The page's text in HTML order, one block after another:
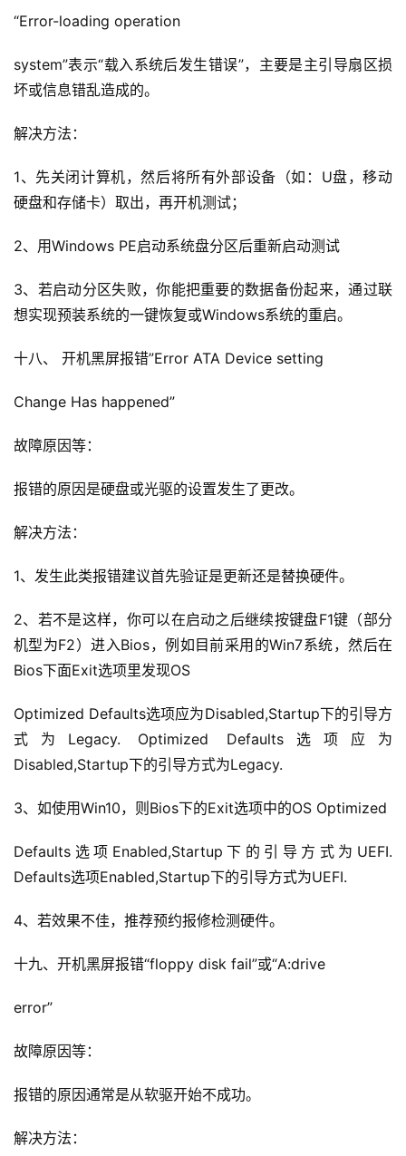
“Error-loading operation
system”表示“载入系统后发生错误”，主要是主引导扇区损
坏或信息错乱造成的。
解决方法：
1、先关闭计算机，然后将所有外部设备（如：U盘，移动
硬盘和存储卡）取出，再开机测试；
2、用Windows PE启动系统盘分区后重新启动测试
3、若启动分区失败，你能把重要的数据备份起来，通过联
想实现预装系统的一键恢复或Windows系统的重启。
十八、 开机黑屏报错”Error ATA Device setting
Change Has happened”
故障原因等：
报错的原因是硬盘或光驱的设置发生了更改。
解决方法：
1、发生此类报错建议首先验证是更新还是替换硬件。
2、若不是这样，你可以在启动之后继续按键盘F1键（部分
机型为F2）进入Bios，例如目前采用的Win7系统，然后在
Bios下面Exit选项里发现OS
Optimized Defaults选项应为Disabled,Startup下的引导方
式为Legacy. Optimized Defaults选项应为
Disabled,Startup下的引导方式为Legacy.
3、如使用Win10，则Bios下的Exit选项中的OS Optimized
Defaults选项Enabled,Startup下的引导方式为UEFI.
Defaults选项Enabled,Startup下的引导方式为UEFI.
4、若效果不佳，推荐预约报修检测硬件。
十九、开机黑屏报错“floppy disk fail”或“A:drive
error”
故障原因等：
报错的原因通常是从软驱开始不成功。
解决方法：